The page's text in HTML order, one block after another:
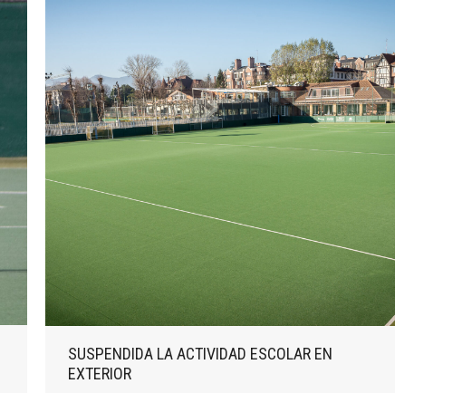
SUSPENDIDA LA ACTIVIDAD ESCOLAR EN
EXTERIOR